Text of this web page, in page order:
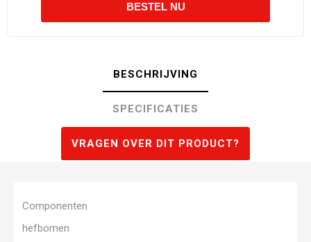
BESCHRIJVING
SPECIFICATIES
VRAGEN OVER DIT PRODUCT?
Componenten
hefbomen